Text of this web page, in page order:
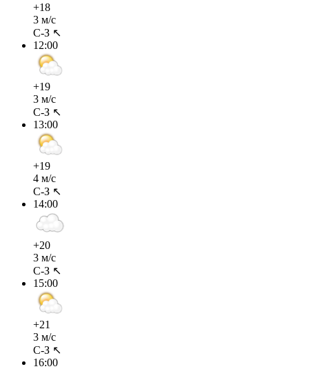
+18
3 м/с
С-З ↖
12:00
+19
3 м/с
С-З ↖
13:00
+19
4 м/с
С-З ↖
14:00
+20
3 м/с
С-З ↖
15:00
+21
3 м/с
С-З ↖
16:00